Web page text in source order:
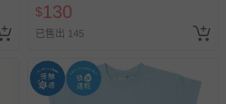
$130
已售出 145